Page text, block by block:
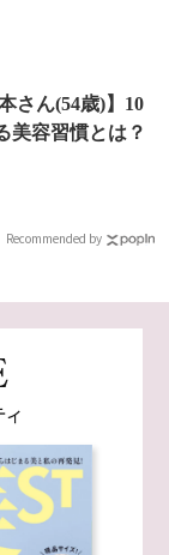
さん(54歳)】10
美容習慣とは？
Recommended by